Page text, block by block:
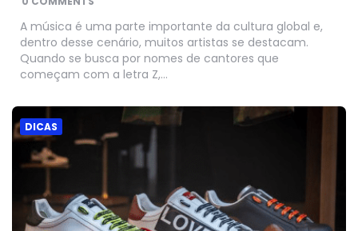
A música é uma parte importante da cultura global e,
dentro desse cenário, muitos artistas se destacam.
Quando se busca por nomes de cantores que
começam com a letra Z,…
DICAS